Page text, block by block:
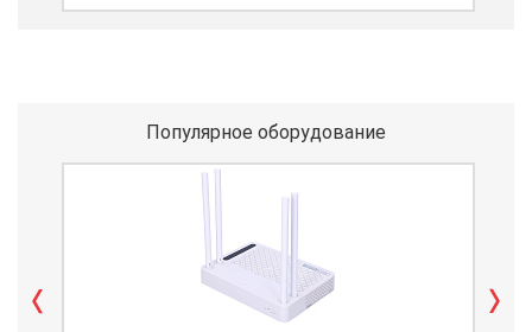
Популярное оборудование